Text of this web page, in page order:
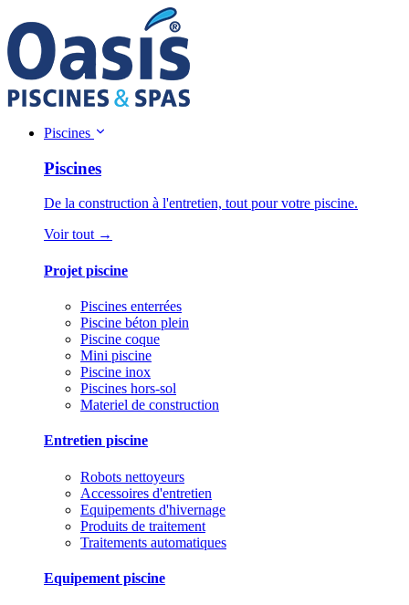
Piscines
Piscines
De la construction à l'entretien, tout pour votre piscine.
Voir tout →
Projet piscine
Piscines enterrées
Piscine béton plein
Piscine coque
Mini piscine
Piscine inox
Piscines hors-sol
Materiel de construction
Entretien piscine
Robots nettoyeurs
Accessoires d'entretien
Equipements d'hivernage
Produits de traitement
Traitements automatiques
Equipement piscine